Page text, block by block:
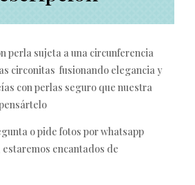
perla sujeta a una circunferencia
circonitas fusionando elegancia y
con perlas seguro que nuestra
o pide fotos por whatsapp
estaremos encantados de